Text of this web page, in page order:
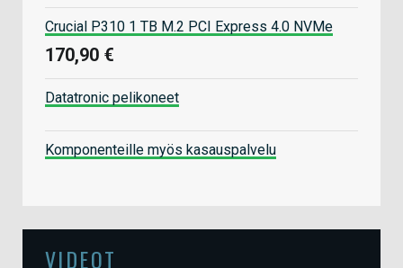
Crucial P310 1 TB M.2 PCI Express 4.0 NVMe
170,90 €
Datatronic pelikoneet
Komponenteille myös kasauspalvelu
VIDEOT